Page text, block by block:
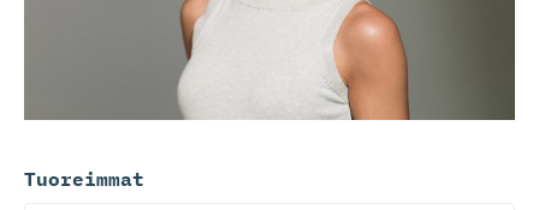
Tuoreimmat